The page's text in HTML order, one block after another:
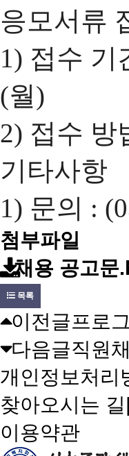
응모서류
1) 접수 기
(월)
2) 접수 방
기타사항
1) 문의 :
첨부파일
채용 공고문
목록
이전글프로
다음글직원
개인정보처리
찾아오시는 길|
이용약관